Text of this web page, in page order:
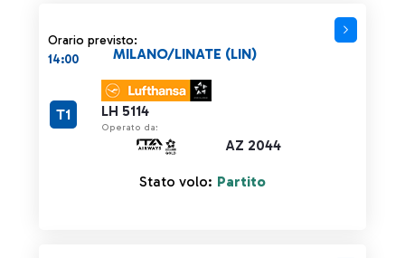
Orario previsto:
14:00
LH 5114
Operato da:
AZ 2044
MILANO/LINATE (LIN)
T1
Stato volo: Partito